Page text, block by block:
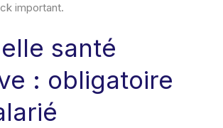
important.
santé
: obligatoire